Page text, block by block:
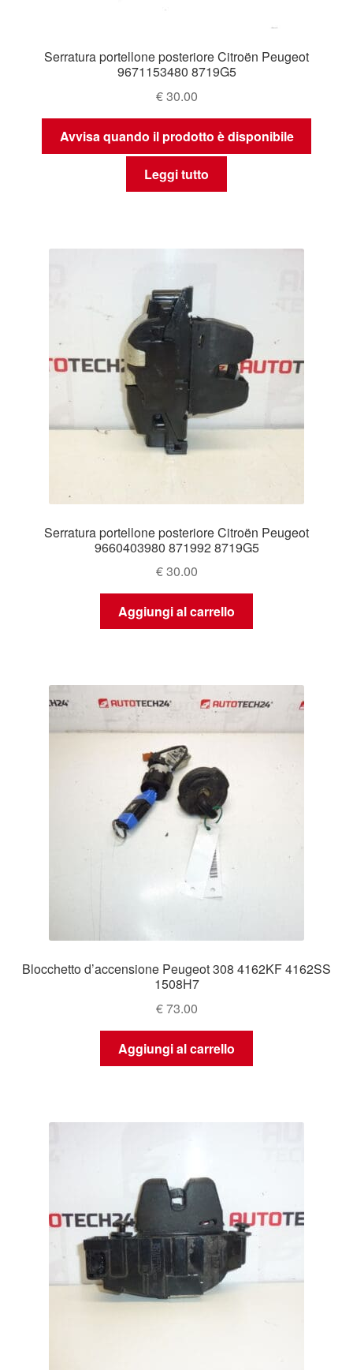
Serratura portellone posteriore Citroën Peugeot
9671153480 8719G5
€30.00
Avvisa quando il prodotto è disponibile
Leggi tutto
Serratura portellone posteriore Citroën Peugeot
9660403980 871992 8719G5
€30.00
Aggiungi al carrello
Blocchetto d’accensione Peugeot 308 4162KF 4162SS
1508H7
€73.00
Aggiungi al carrello